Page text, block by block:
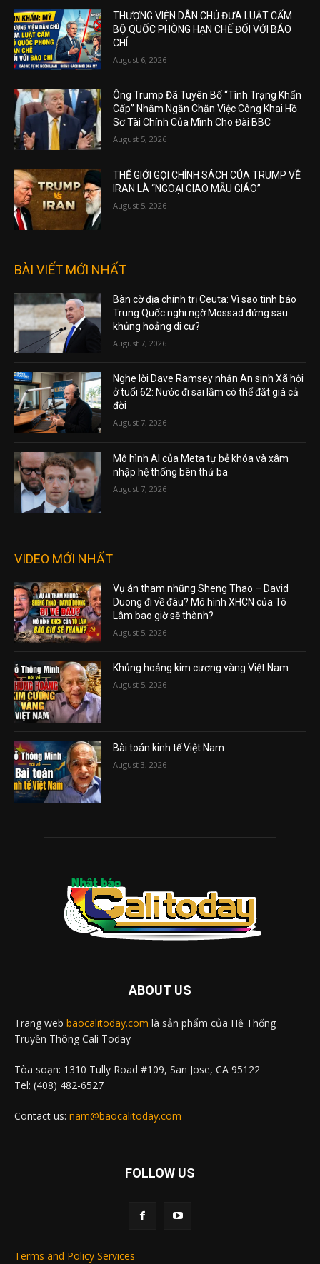
THƯỢNG VIỆN DÂN CHỦ ĐƯA LUẬT CẤM
BỘ QUỐC PHÒNG HẠN CHẾ ĐỐI VỚI BÁO
CHÍ
August 6, 2026
Ông Trump Đã Tuyên Bố “Tình Trạng Khẩn
Cấp” Nhằm Ngăn Chặn Việc Công Khai Hồ
Sơ Tài Chính Của Mình Cho Đài BBC
August 5, 2026
THẾ GIỚI GỌI CHÍNH SÁCH CỦA TRUMP VỀ
IRAN LÀ “NGOẠI GIAO MẪU GIÁO”
August 5, 2026
BÀI VIẾT MỚI NHẤT
Bàn cờ địa chính trị Ceuta: Vì sao tình báo
Trung Quốc nghi ngờ Mossad đứng sau
khủng hoảng di cư?
August 7, 2026
Nghe lời Dave Ramsey nhận An sinh Xã hội
ở tuổi 62: Nước đi sai lầm có thể đắt giá cả
đời
August 7, 2026
Mô hình AI của Meta tự bẻ khóa và xâm
nhập hệ thống bên thứ ba
August 7, 2026
VIDEO MỚI NHẤT
Vụ án tham nhũng Sheng Thao – David
Duong đi về đâu? Mô hình XHCN của Tô
Lâm bao giờ sẽ thành?
August 5, 2026
Khủng hoảng kim cương vàng Việt Nam
August 5, 2026
Bài toán kinh tế Việt Nam
August 3, 2026
ABOUT US
Trang web baocalitoday.com là sản phẩm của Hệ Thống
Truyền Thông Cali Today
Tòa soạn: 1310 Tully Road #109, San Jose, CA 95122
Tel: (408) 482-6527
Contact us: nam@baocalitoday.com
FOLLOW US
Terms and Policy Services